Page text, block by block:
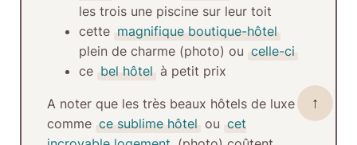
les trois une piscine sur leur toit
cette magnifique boutique-hôtel
plein de charme (photo) ou celle-ci
ce bel hôtel à petit prix
A noter que les très beaux hôtels de luxe
comme ce sublime hôtel ou cet
↑